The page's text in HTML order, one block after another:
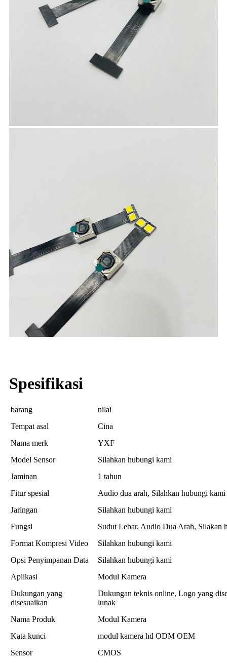
Spesifikasi
barang
nilai
Tempat asal
Cina
Nama merk
YXF
Model Sensor
Silahkan hubungi kami
Jaminan
1 tahun
Fitur spesial
Audio dua arah, Silahkan hubungi kami
Jaringan
Silahkan hubungi kami
Fungsi
Sudut Lebar, Audio Dua Arah, Silakan
Format Kompresi Video
Silahkan hubungi kami
Opsi Penyimpanan Data
Silahkan hubungi kami
Aplikasi
Modul Kamera
Dukungan yang
disesuaikan
Dukungan teknis online, Logo yang
lunak
Nama Produk
Modul Kamera
Kata kunci
modul kamera hd ODM OEM
Sensor
CMOS